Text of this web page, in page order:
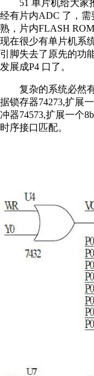
51 单片机给大家推
经有片内ADC 了，
熟，片内FLASH
现在很少有单片机系
引脚失去了原先的功
发展成P4 口了。
复杂的系统必然有
据锁存器74273,扩展
冲器74573,扩展一个
时序接口匹配。